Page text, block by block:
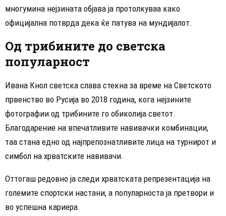
многумина нејзината објава ја протолкуваа како
официјална потврда дека ќе патува на мундијалот.
Од трибините до светска
популарност
Ивана Кнол светска слава стекна за време на Светското
првенство во Русија во 2018 година, кога нејзините
фотографии од трибините го обиколија светот.
Благодарение на впечатливите навивачки комбинации,
таа стана едно од најпрепознатливите лица на турнирот и
симбол на хрватските навивачи.
Оттогаш редовно ја следи хрватската репрезентација на
големите спортски настани, а популарноста ја претвори и
во успешна кариера.